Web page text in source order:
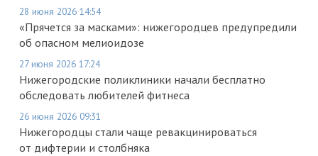
28 июня 2026 14:54
«Прячется за масками»: нижегородцев предупредили
об опасном мелиоидозе
27 июня 2026 17:24
Нижегородские поликлиники начали бесплатно
обследовать любителей фитнеса
26 июня 2026 09:31
Нижегородцы стали чаще ревакцинироваться
от дифтерии и столбняка